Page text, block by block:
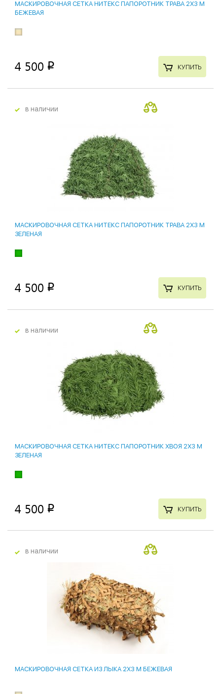
МАСКИРОВОЧНАЯ СЕТКА НИТЕКС ПАПОРОТНИК ТРАВА 2Х3 М
БЕЖЕВАЯ
4 500 p КУПИТЬ
в наличии
МАСКИРОВОЧНАЯ СЕТКА НИТЕКС ПАПОРОТНИК ТРАВА 2Х3 М
ЗЕЛЕНАЯ
4 500 p КУПИТЬ
в наличии
МАСКИРОВОЧНАЯ СЕТКА НИТЕКС ПАПОРОТНИК ХВОЯ 2Х3 М
ЗЕЛЕНАЯ
4 500 p КУПИТЬ
в наличии
МАСКИРОВОЧНАЯ СЕТКА ИЗ ЛЫКА 2X3 М БЕЖЕВАЯ